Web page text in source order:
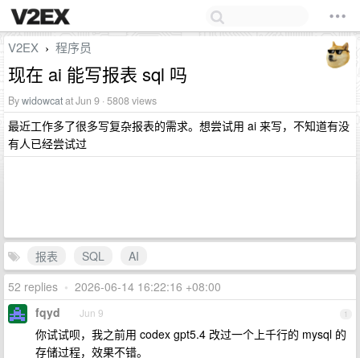
V2EX › 程序员
现在 ai 能写报表 sql 吗
Bywidowcatat Jun 9 · 5808 views
最近工作多了很多写复杂报表的需求。想尝试用 ai 来写，不知道有没
有人已经尝试过
报表 SQL
AI
52 replies • 2026-06-14 16:22:16 +08:00
1
fqyd Jun 9
你试试呗，我之前用 codex gpt5.4 改过一个上千行的 mysql 的
存储过程，效果不错。